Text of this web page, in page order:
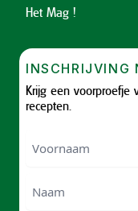
Het Mag !
INSCHRIJVING
Krijg een voorproefje
recepten.